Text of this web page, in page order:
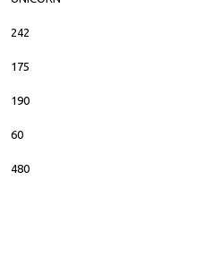
242
175
190
60
480